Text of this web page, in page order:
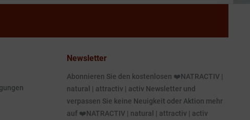
Newsletter
Abonnieren Sie den kostenlosen ❤️NATRACTIV |
natural | attractiv | activ Newsletter und
verpassen Sie keine Neuigkeit oder Aktion mehr
auf ❤️NATRACTIV | natural | attractiv | activ